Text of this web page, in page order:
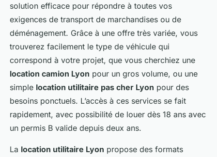
solution efficace pour répondre à toutes vos
exigences de transport de marchandises ou de
déménagement. Grâce à une offre très variée, vous
trouverez facilement le type de véhicule qui
correspond à votre projet, que vous cherchiez une
location camion Lyon pour un gros volume, ou une
simple location utilitaire pas cher Lyon pour des
besoins ponctuels. L’accès à ces services se fait
rapidement, avec possibilité de louer dès 18 ans avec
un permis B valide depuis deux ans.
La location utilitaire Lyon propose des formats